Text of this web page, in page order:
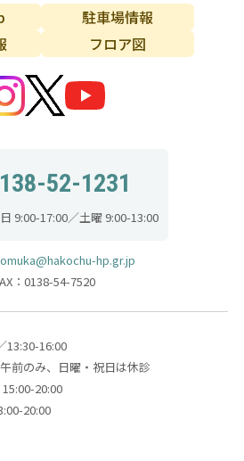
駐車場情報
フロア図
52-1231
9:00-17:00／土曜 9:00-13:00
hp.gr.jp
：0138-54-7520
13:30-16:00
前のみ、日曜・祝日は休診
20:00
20:00